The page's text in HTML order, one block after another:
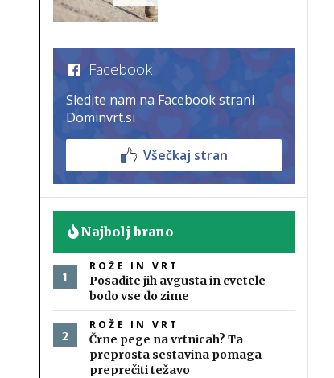
Facebook
Sledite nam na Facebook strani
Dominvrt.si
Všečkaj stran
Najbolj brano
ROŽE IN VRT
Posadite jih avgusta in cvetele
bodo vse do zime
ROŽE IN VRT
Črne pege na vrtnicah? Ta
preprosta sestavina pomaga
preprečiti težavo